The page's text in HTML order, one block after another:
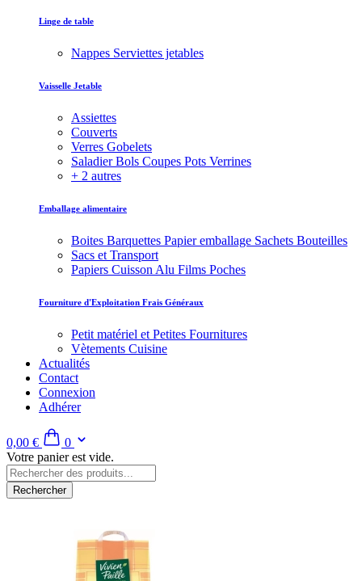
Linge de table
Nappes Serviettes jetables
Vaisselle Jetable
Assiettes
Couverts
Verres Gobelets
Saladier Bols Coupes Pots Verrines
+ 2 autres
Emballage alimentaire
Boites Barquettes Papier emballage Sachets Bouteilles
Sacs et Transport
Papiers Cuisson Alu Films Poches
Fourniture d'Exploitation Frais Généraux
Petit matériel et Petites Fournitures
Vètements Cuisine
Actualités
Contact
Connexion
Adhérer
0,00 €
0
Votre panier est vide.
Rechercher